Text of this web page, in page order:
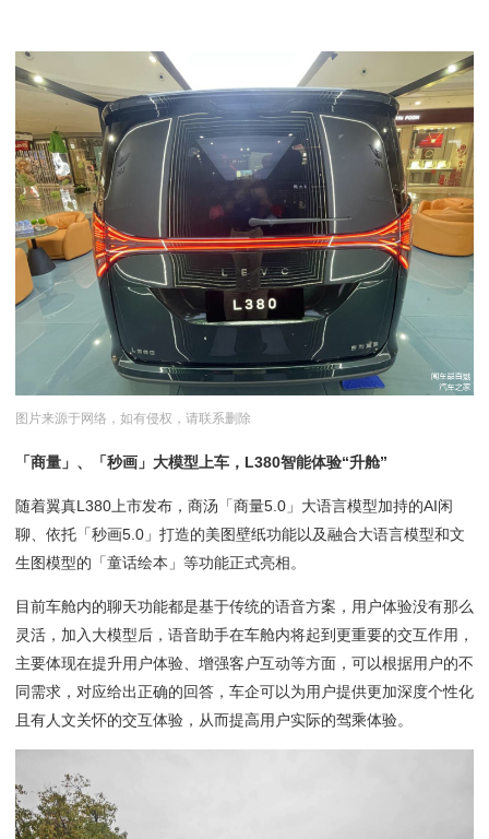
图片来源于网络，如有侵权，请联系删除
「商量」、「秒画」大模型上车，L380智能体验“升舱”
随着翼真L380上市发布，商汤「商量5.0」大语言模型加持的AI闲
聊、依托「秒画5.0」打造的美图壁纸功能以及融合大语言模型和文
生图模型的「童话绘本」等功能正式亮相。
目前车舱内的聊天功能都是基于传统的语音方案，用户体验没有那么
灵活，加入大模型后，语音助手在车舱内将起到更重要的交互作用，
主要体现在提升用户体验、增强客户互动等方面，可以根据用户的不
同需求，对应给出正确的回答，车企可以为用户提供更加深度个性化
且有人文关怀的交互体验，从而提高用户实际的驾乘体验。